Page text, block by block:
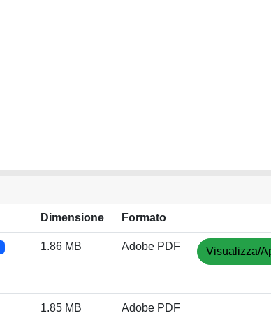
Dimensione Formato
1.86 MB Adobe PDF Visualizza/
1.85 MB Adobe PDF